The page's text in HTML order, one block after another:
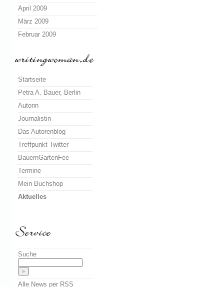
April 2009
März 2009
Februar 2009
Startseite
Petra A. Bauer, Berlin
Autorin
Journalistin
Das Autorenblog
Treffpunkt Twitter
BauernGartenFee
Termine
Mein Buchshop
Aktuelles
Suche
Alle News per RSS